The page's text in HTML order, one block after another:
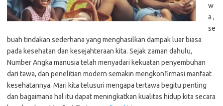
w
a ,
se
buah tindakan sederhana yang menghasilkan dampak luar biasa
pada kesehatan dan kesejahteraan kita. Sejak zaman dahulu,
Number Angka manusia telah menyadari kekuatan penyembuhan
dari tawa, dan penelitian modern semakin mengkonfirmasi manfaat
kesehatannya. Mari kita telusuri mengapa tertawa begitu penting
dan bagaimana hal itu dapat meningkatkan kualitas hidup kita secara